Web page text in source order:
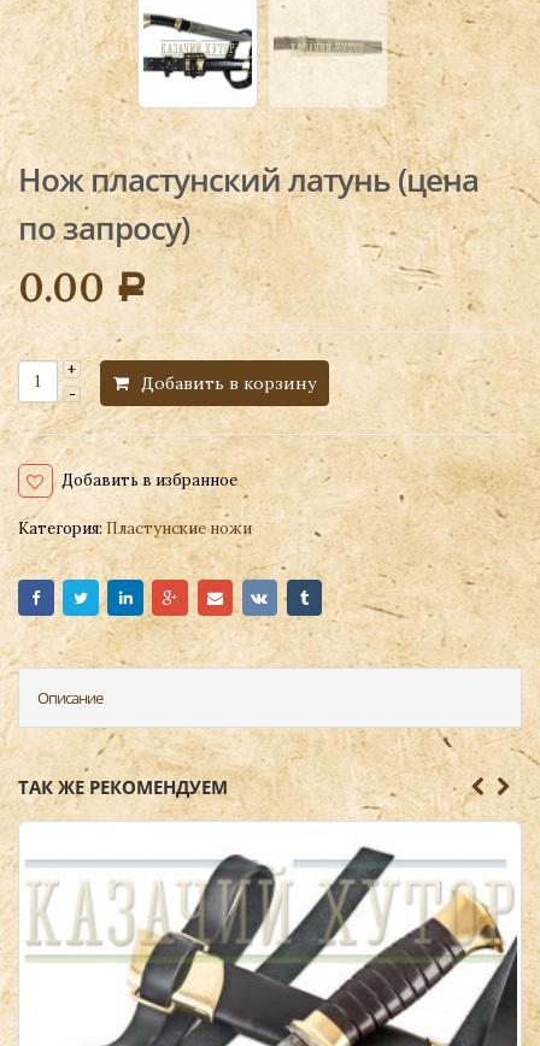
Нож пластунский латунь (цена
по запросу)
0.00Р
Добавить в корзину
Добавить в избранное
Категория:Пластунские ножи
Описание
ТАК ЖЕ РЕКОМЕНДУЕМ